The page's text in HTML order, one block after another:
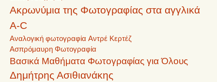
Ακρωνύμια της Φωτογραφίας στα αγγλικά
A-C
Αναλογική φωτογραφία Αντρέ Κερτέζ
Ασπρόμαυρη Φωτογραφία
Βασικά Μαθήματα Φωτογραφίας για Όλους
Δημήτρης Ασιθιανάκης